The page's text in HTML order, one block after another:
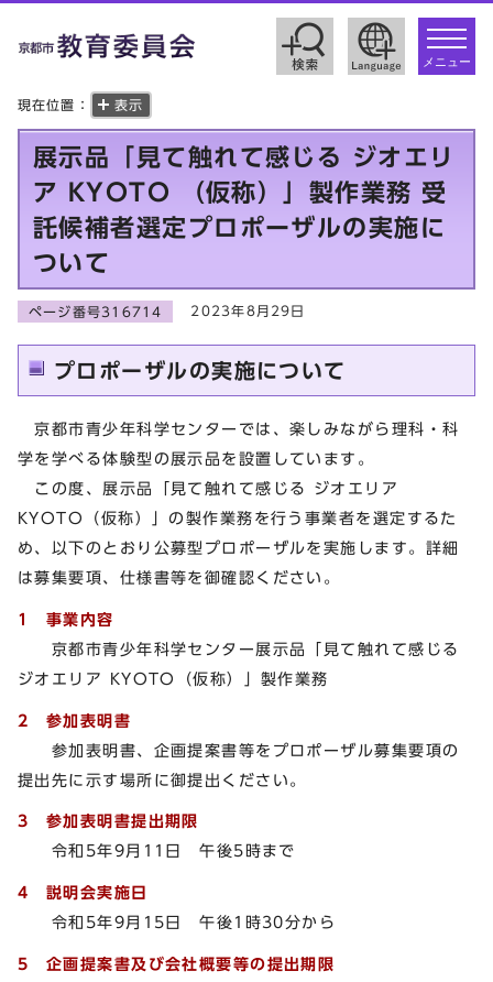
toggle
メニュー
現在位置： 表示
展示品「見て触れて感じる ジオエリ
ア KYOTO （仮称）」製作業務 受
託候補者選定プロポーザルの実施に
ついて
ページ番号316714 2023年8月29日
プロポーザルの実施について
京都市青少年科学センターでは、楽しみながら理科・科
学を学べる体験型の展示品を設置しています。
この度、展示品「見て触れて感じる ジオエリア
KYOTO（仮称）」の製作業務を行う事業者を選定するた
め、以下のとおり公募型プロポーザルを実施します。詳細
は募集要項、仕様書等を御確認ください。
1 事業内容
京都市青少年科学センター展示品「見て触れて感じる
ジオエリア KYOTO（仮称）」製作業務
2 参加表明書
参加表明書、企画提案書等をプロポーザル募集要項の
提出先に示す場所に御提出ください。
3 参加表明書提出期限
令和5年9月11日 午後5時まで
4 説明会実施日
令和5年9月15日 午後1時30分から
5 企画提案書及び会社概要等の提出期限